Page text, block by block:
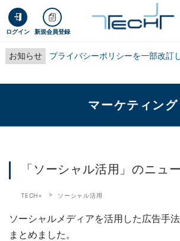
ログイン 新規会員登録
お知らせ プライバシーポリシーを一部改訂
マーケティング
「ソーシャル活用」のニュ
TECH+ ソーシャル活用
ソーシャルメディアを活用した広告手
まとめました。